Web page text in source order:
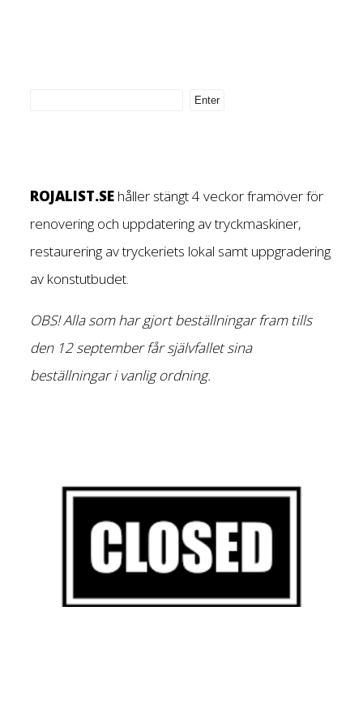
ROJALIST.SE håller stängt 4 veckor framöver för
renovering och uppdatering av tryckmaskiner,
restaurering av tryckeriets lokal samt uppgradering
av konstutbudet.
OBS! Alla som har gjort beställningar fram tills
den 12 september får självfallet sina
beställningar i vanlig ordning.